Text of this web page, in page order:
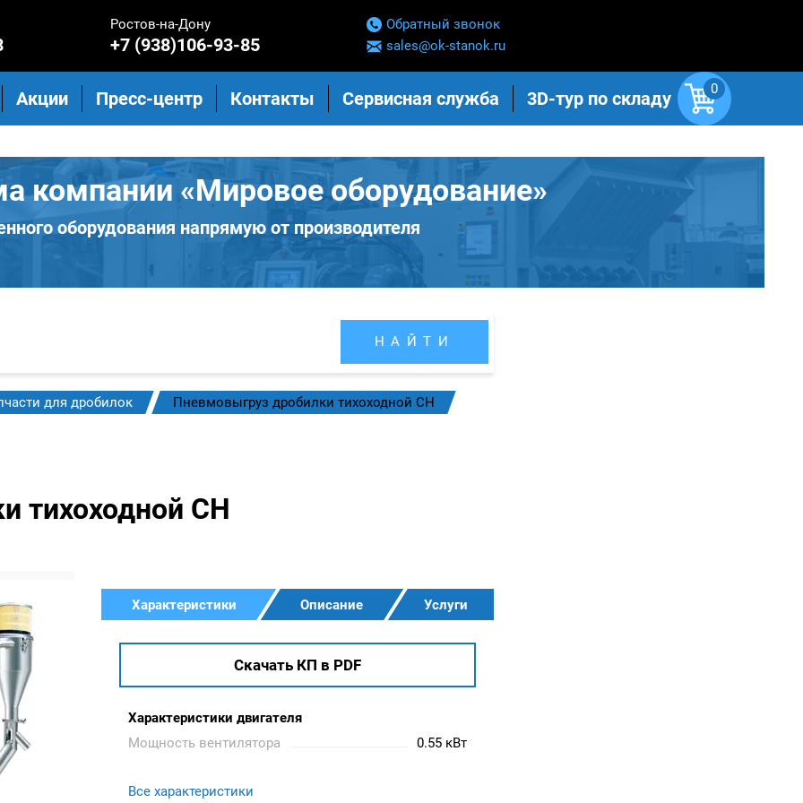
Ростов-на-Дону
+7 (938)106-93-85
Обратный звонок
sales@ok-stanok.ru
Акции Пресс-центр Контакты Сервисная служба 3D-тур по складу 0
компании «Мировое оборудование»
оборудования напрямую от производителя
НАЙТИ
для дробилок Пневмовыгруз дробилки тихоходной CH
тихоходной CH
Характеристики Описание Услуги
Скачать КП в PDF
Характеристики двигателя
Мощность вентилятора
0.55 кВт
Все характеристики